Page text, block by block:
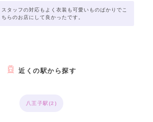
スタッフの対応もよく衣装も可愛いものばかりでこ
ちらのお店にして良かったです。
近くの駅から探す
八王子駅(2)